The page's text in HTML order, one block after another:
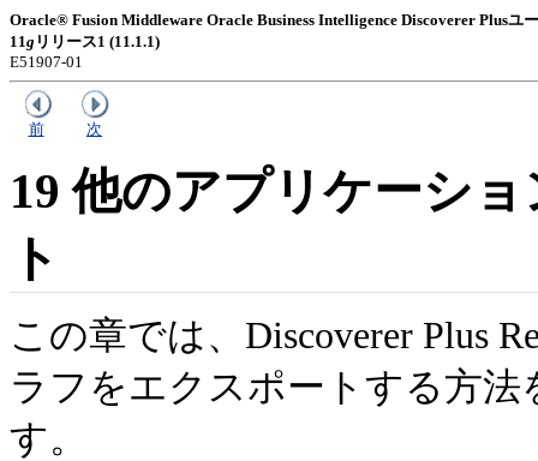
Oracle® Fusion Middleware Oracle Business Intelligence Discoverer Plusユ
11g リリース1 (11.1.1)
E51907-01
前 次
19 他のアプリケーシ
ト
この章では、Discoverer Plus
ラフをエクスポートする方
す。